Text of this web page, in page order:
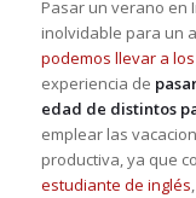
Pasar un verano en
inolvidable para un
podemos llevar a
experiencia de
edad de distintos
emplear las
productiva, ya que
estudiante de inglés